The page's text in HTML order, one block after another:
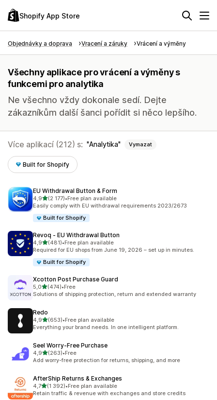
Shopify App Store
Objednávky a doprava Vracení a záruky Vrácení a výměny
Všechny aplikace pro vrácení a výměny s
funkcemi pro analytika
Ne všechno vždy dokonale sedí. Dejte
zákazníkům další šanci pořídit si něco lepšího.
Více aplikací (212) s: Analytika Vymazat
Built for Shopify
EU Withdrawal Button & Form
4,9z 5 hvězd
(2 177)
Celkový počet recenzí: 2177
•Free plan available
Easily comply with EU withdrawal requirements 2023/2673
Built for Shopify
Revoq ‑ EU Withdrawal Button
4,9z 5 hvězd
(481)
Celkový počet recenzí: 481
•Free plan available
Required for EU shops from June 19, 2026 – set up in minutes.
Built for Shopify
Xcotton Post Purchase Guard
5,0z 5 hvězd
(474)
Celkový počet recenzí: 474
•Free
Solutions of shipping protection, return and extended warranty
Redo
4,9z 5 hvězd
(653)
Celkový počet recenzí: 653
•Free plan available
Everything your brand needs. In one intelligent platform.
Seel Worry‑Free Purchase
4,9z 5 hvězd
(263)
Celkový počet recenzí: 263
•Free
Add worry-free protection for returns, shipping, and more
AfterShip Returns & Exchanges
4,7z 5 hvězd
(1 392)
Celkový počet recenzí: 1392
•Free plan available
Retain traffic & revenue with exchanges and store credits